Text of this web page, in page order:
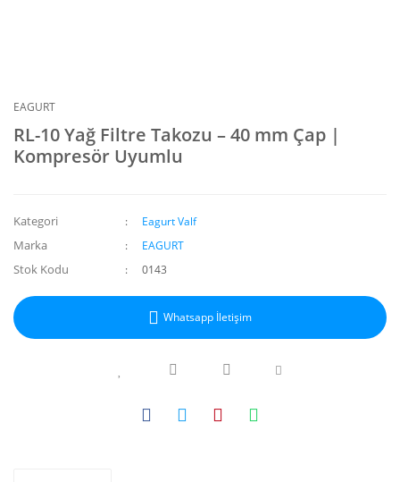
EAGURT
RL-10 Yağ Filtre Takozu – 40 mm Çap |
Kompresör Uyumlu
Kategori Eagurt Valf
Marka EAGURT
Stok Kodu 0143
Whatsapp İletişim